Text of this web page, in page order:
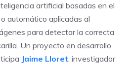
artificial basadas en el
automático aplicadas al
para detectar la correcta
Un proyecto en desarrollo
Jaime Lloret, investigador